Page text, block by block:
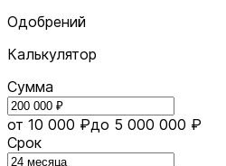
Одобрений
Калькулятор
Сумма
от 10 000 ₽до 5 000 000 ₽
Срок